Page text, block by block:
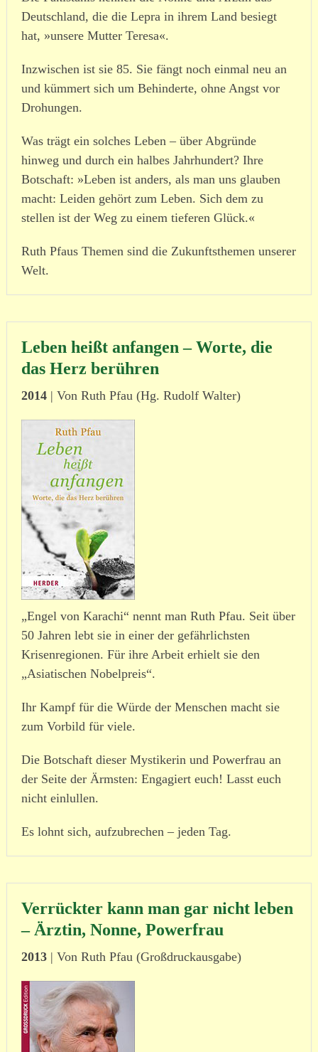
Deutschland, die die Lepra in ihrem Land besiegt
hat, »unsere Mutter Teresa«.
Inzwischen ist sie 85. Sie fängt noch einmal neu an
und kümmert sich um Behinderte, ohne Angst vor
Drohungen.
Was trägt ein solches Leben – über Abgründe
hinweg und durch ein halbes Jahrhundert? Ihre
Botschaft: »Leben ist anders, als man uns glauben
macht: Leiden gehört zum Leben. Sich dem zu
stellen ist der Weg zu einem tieferen Glück.«
Ruth Pfaus Themen sind die Zukunftsthemen unserer
Welt.
Leben heißt anfangen – Worte, die
das Herz berühren
2014| Von Ruth Pfau (Hg. Rudolf Walter)
„Engel von Karachi“ nennt man Ruth Pfau. Seit über
50 Jahren lebt sie in einer der gefähr­lichsten
Krisenregionen. Für ihre Arbeit erhielt sie den
„Asiatischen Nobelpreis“.
Ihr Kampf für die Würde der Menschen macht sie
zum Vorbild für viele.
Die Botschaft dieser Mystikerin und Powerfrau an
der Seite der Ärmsten: Engagiert euch! Lasst euch
nicht einlullen.
Es lohnt sich, aufzu­brechen – jeden Tag.
Verrückter kann man gar nicht leben
– Ärztin, Nonne, Powerfrau
2013| Von Ruth Pfau (Großdruckausgabe)